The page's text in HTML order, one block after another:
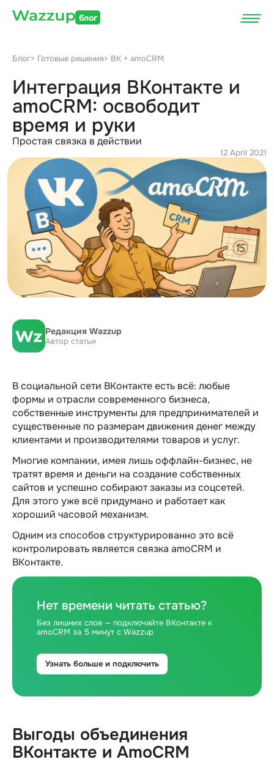
блог
Блог> Готовые решения> ВК + amoCRM
Интеграция ВКонтакте и
amoCRM: освободит
время и руки
Простая связка в действии
12 April 2021
Редакция Wazzup
Автор статьи
В социальной сети ВКонтакте есть всё: любые
формы и отрасли современного бизнеса,
собственные инструменты для предпринимателей и
существенные по размерам движения денег между
клиентами и производителями товаров и услуг.
Многие компании, имея лишь оффлайн-бизнес, не
тратят время и деньги на создание собственных
сайтов и успешно собирают заказы из соцсетей.
Для этого уже всё придумано и работает как
хороший часовой механизм.
Одним из способов структурированно это всё
контролировать является связка amoCRM и
ВКонтакте.
Нет времени читать статью?
Без лишних слов — подключайте ВКонтакте к
amoCRM за 5 минут с Wazzup
Узнать больше и подключить
Выгоды объединения
ВКонтакте и AmoCRM